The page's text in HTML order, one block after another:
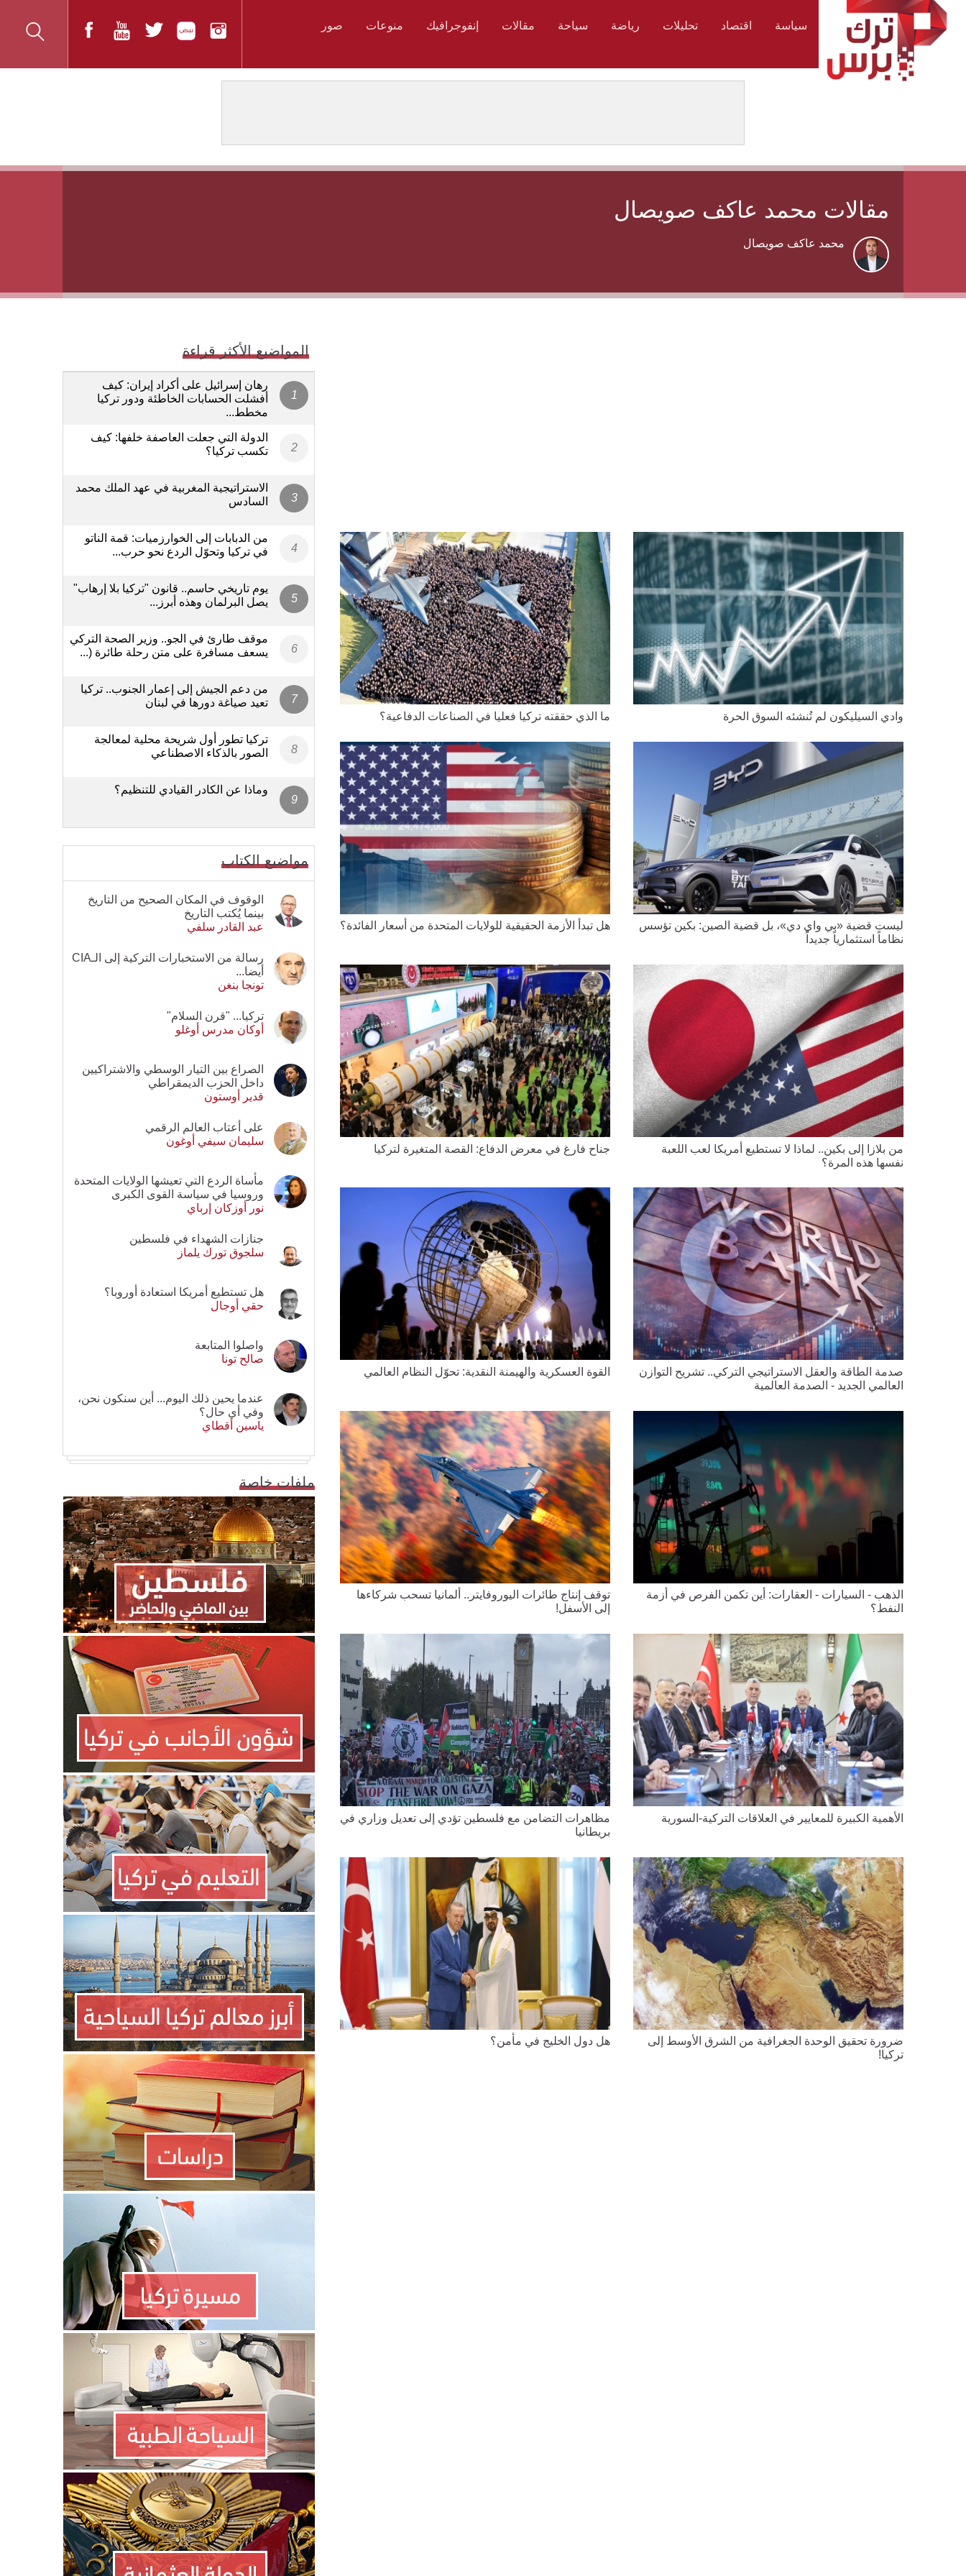
سياسة اقتصاد تحليلات رياضة سياحة مقالات إنفوجرافيك منوعات صور
مقالات محمد عاكف صويصال
محمد عاكف صويصال
وادي السيليكون لم تُنشئه السوق الحرة ما الذي حققته تركيا فعليا في الصناعات الدفاعية؟
ليست قضية «بي واي دي»، بل قضية الصين: بكين تؤسس
نظاماً استثمارياً جديداً
هل تبدأ الأزمة الحقيقية للولايات المتحدة من أسعار الفائدة؟
من بلازا إلى بكين.. لماذا لا تستطيع أمريكا لعب اللعبة
نفسها هذه المرة؟
جناح فارغ في معرض الدفاع: القصة المتغيرة لتركيا
صدمة الطاقة والعقل الاستراتيجي التركي.. تشريح التوازن
العالمي الجديد - الصدمة العالمية
القوة العسكرية والهيمنة النقدية: تحوّل النظام العالمي
الذهب - السيارات - العقارات: أين تكمن الفرص في أزمة
النفط؟
توقف إنتاج طائرات اليوروفايتر.. ألمانيا تسحب شركاءها
إلى الأسفل!
الأهمية الكبيرة للمعايير في العلاقات التركية-السورية
مظاهرات التضامن مع فلسطين تؤدي إلى تعديل وزاري في
بريطانيا
ضرورة تحقيق الوحدة الجغرافية من الشرق الأوسط إلى
تركيا!
هل دول الخليج في مأمن؟
المواضيع الأكثر قراءة
رهان إسرائيل على أكراد إيران: كيف
أفشلت الحسابات الخاطئة ودور تركيا
مخطط...
الدولة التي جعلت العاصفة خلفها: كيف
تكسب تركيا؟
الاستراتيجية المغربية في عهد الملك محمد
السادس
من الدبابات إلى الخوارزميات: قمة الناتو
في تركيا وتحوّل الردع نحو حرب...
يوم تاريخي حاسم.. قانون "تركيا بلا إرهاب"
يصل البرلمان وهذه أبرز...
موقف طارئ في الجو.. وزير الصحة التركي
يسعف مسافرة على متن رحلة طائرة (...
من دعم الجيش إلى إعمار الجنوب.. تركيا
تعيد صياغة دورها في لبنان
تركيا تطور أول شريحة محلية لمعالجة
الصور بالذكاء الاصطناعي
وماذا عن الكادر القيادي للتنظيم؟
مواضيع الكتاب
الوقوف في المكان الصحيح من التاريخ
بينما يُكتب التاريخ
عبد القادر سلفي
رسالة من الاستخبارات التركية إلى الـCIA
أيضا...
تونجا بنغن
تركيا... "قرن السلام"
أوكان مدرس أوغلو
الصراع بين التيار الوسطي والاشتراكيين
داخل الحزب الديمقراطي
قدير أوستون
على أعتاب العالم الرقمي
سليمان سيفي أوغون
مأساة الردع التي تعيشها الولايات المتحدة
وروسيا في سياسة القوى الكبرى
نور أوزكان إرباي
جنازات الشهداء في فلسطين
سلجوق تورك يلماز
هل تستطيع أمريكا استعادة أوروبا؟
حقي أوجال
واصلوا المتابعة
صالح تونا
عندما يحين ذلك اليوم... أين سنكون نحن،
وفي أي حال؟
ياسين أقطاي
ملفات خاصة